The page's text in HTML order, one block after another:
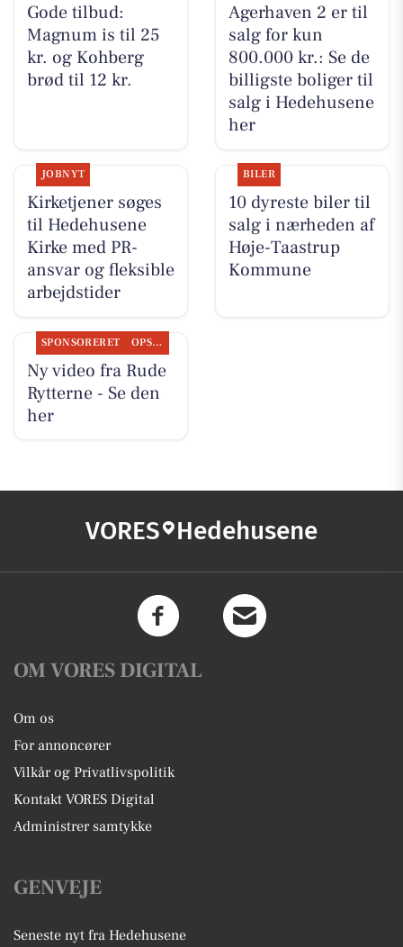
Gode tilbud:
Magnum is til 25
kr. og Kohberg
brød til 12 kr.
Agerhaven 2 er til
salg for kun
800.000 kr.: Se de
billigste boliger til
salg i Hedehusene
her
JOBNYT
Kirketjener søges
til Hedehusene
Kirke med PR-
ansvar og fleksible
arbejdstider
BILER
10 dyreste biler til
salg i nærheden af
Høje-Taastrup
Kommune
SPONSORERET OPSLAGSTAVLEN
Ny video fra Rude
Rytterne - Se den
her
VORES Hedehusene
OM VORES DIGITAL
Om os
For annoncører
Vilkår og Privatlivspolitik
Kontakt VORES Digital
Administrer samtykke
GENVEJE
Seneste nyt fra Hedehusene